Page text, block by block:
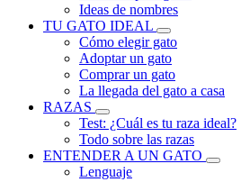
Ideas de nombres
TU GATO IDEAL
Cómo elegir gato
Adoptar un gato
Comprar un gato
La llegada del gato a casa
RAZAS
Test: ¿Cuál es tu raza ideal?
Todo sobre las razas
ENTENDER A UN GATO
Lenguaje